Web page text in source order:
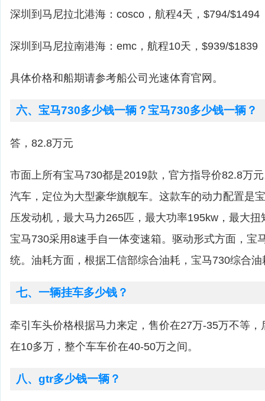
深圳到马尼拉北港海：cosco，航程4天，$794/$1494
深圳到马尼拉南港海：emc，航程10天，$939/$1839
具体价格和船期请参考船公司光速体育官网。
六、宝马730多少钱一辆？宝马730多少钱一辆？
答，82.8万元
市面上所有宝马730都是2019款，官方指导价82.8万
汽车，定位为大型豪华旗舰车。这款车的动力配置是
压发动机，最大马力265匹，最大功率195kw，最大扭
宝马730采用8速手自一体变速箱。驱动形式方面，宝
统。油耗方面，根据工信部综合油耗，宝马730综合
七、一辆挂车多少钱？
牵引车头价格根据马力来定，售价在27万-35万不等
在10多万，整个车车价在40-50万之间。
八、gtr多少钱一辆？